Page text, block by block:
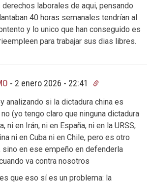
laborales de aqui, pensando
40 horas semanales tendrían al
y lo unico que han conseguido es
para trabajar sus dias libres.
- 2 enero 2026 - 22:41
analizando si la dictadura china es
(yo tengo claro que ninguna dictadura
ni en Irán, ni en España, ni en la URSS,
ni en Cuba ni en Chile, pero es otro
sino en ese empeño en defenderla
va contra nosotros
que eso sí es un problema: la